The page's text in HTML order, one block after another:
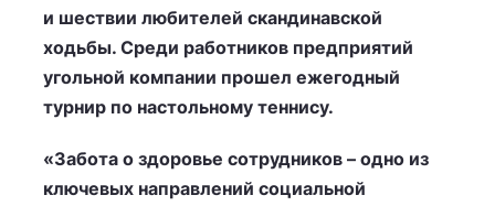
и шествии любителей скандинавской
ходьбы. Среди работников предприятий
угольной компании прошел ежегодный
турнир по настольному теннису.
«Забота о здоровье сотрудников – одно из
ключевых направлений социальной